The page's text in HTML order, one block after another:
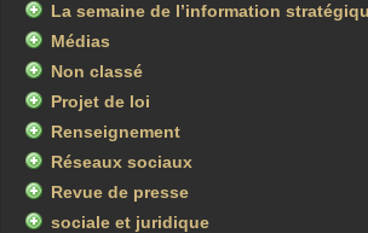
La semaine de l’information
Médias
Non classé
Projet de loi
Renseignement
Réseaux sociaux
Revue de presse
sociale et juridique